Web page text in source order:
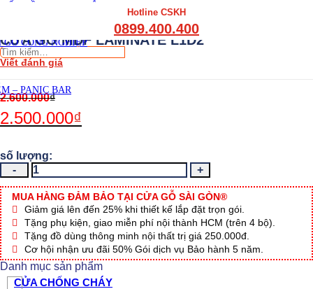
GỖ CÔNG NGHIỆP
– PANIC BAR
Hotline CSKH
0899.400.400
Tìm
kiếm:
CỬA GỖ MDF LAMINATE L1D2
Viết đánh giá
2.600.000₫
2.500.000₫
CỬA
GỖ
MDF
LAMINATE
L1D2
số
lượng
MUA HÀNG ĐẢM BẢO TẠI CỬA GỖ SÀI GÒN®
Giảm giá lên đến 25% khi thiết kế lắp đặt trọn gói.
Tặng phụ kiện, giao miễn phí nội thành HCM (trên 4 bộ).
Tặng đồ dùng thông minh nội thất trị giá 250.000đ.
Cơ hội nhận ưu đãi 50% Gói dịch vụ Bảo hành 5 năm.
Danh mục sản phẩm
CỬA CHỐNG CHÁY